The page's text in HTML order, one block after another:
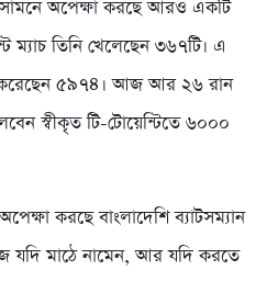
অপেক্ষা করছে আরও একটি
ম্যাচ তিনি খেলেছেন ৩৬৭টি। এ
৫৯৭৪। আজ আর ২৬ রান
স্বীকৃত টি-টোয়েন্টিতে ৬০০০
করছে বাংলাদেশি ব্যাটসম্যান
যদি মাঠে নামেন, আর যদি করতে